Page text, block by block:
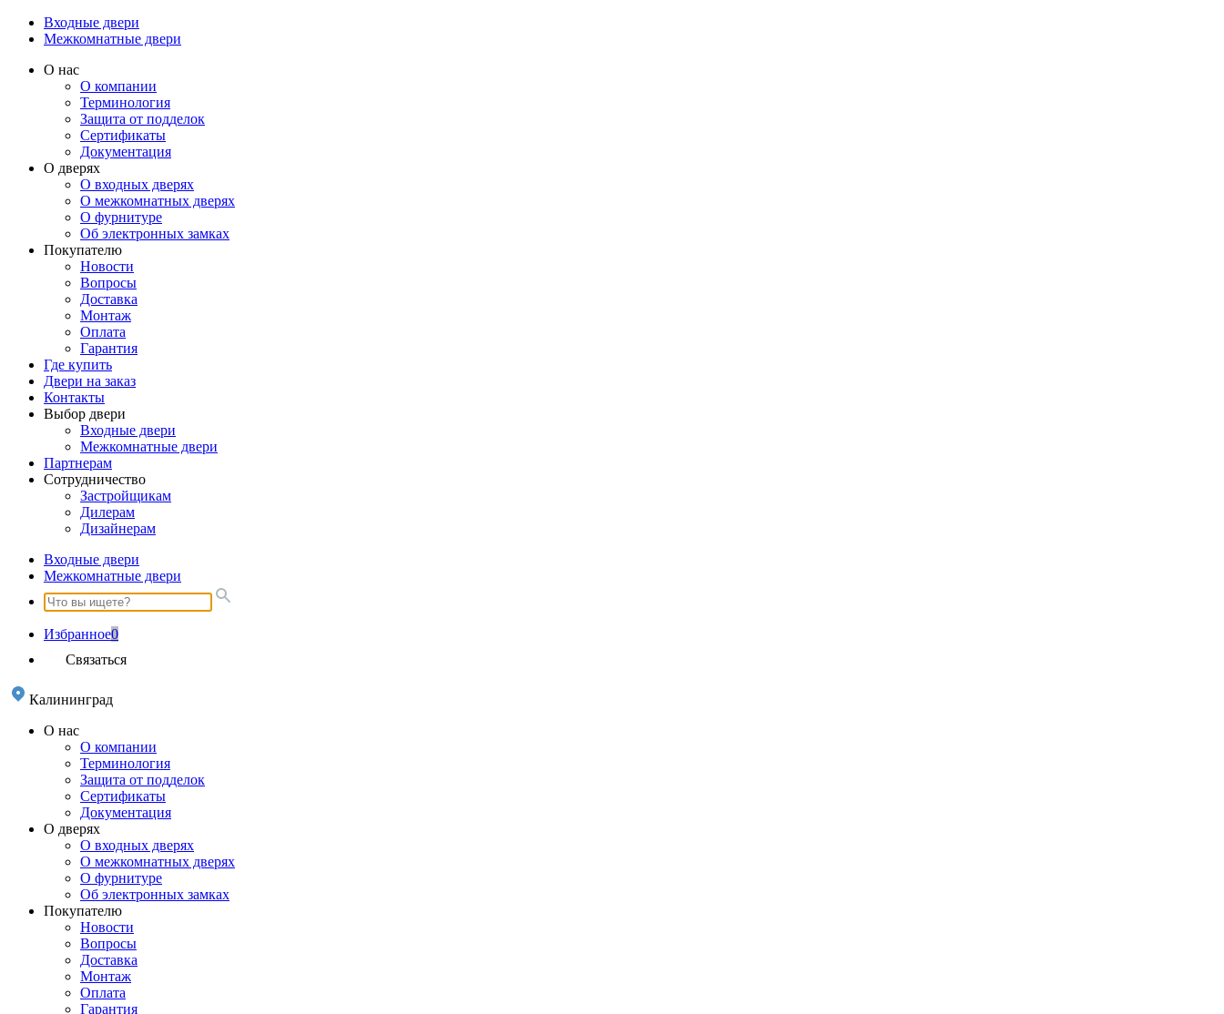
Входные двери
Межкомнатные двери
О нас
О компании
Терминология
Защита от подделок
Сертификаты
Документация
О дверях
О входных дверях
О межкомнатных дверях
О фурнитуре
Об электронных замках
Покупателю
Новости
Вопросы
Доставка
Монтаж
Оплата
Гарантия
Где купить
Двери на заказ
Контакты
Выбор двери
Входные двери
Межкомнатные двери
Партнерам
Сотрудничество
Застройщикам
Дилерам
Дизайнерам
Входные двери
Межкомнатные двери
Избранное0
Связаться
Калининград
О нас
О компании
Терминология
Защита от подделок
Сертификаты
Документация
О дверях
О входных дверях
О межкомнатных дверях
О фурнитуре
Об электронных замках
Покупателю
Новости
Вопросы
Доставка
Монтаж
Оплата
Гарантия